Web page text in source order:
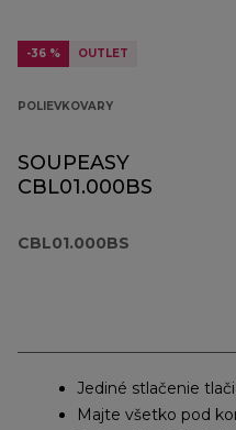
-36 % OUTLET
POLIEVKOVARY
SOUPEASY
CBL01.000BS
CBL01.000BS
Jediné stlačenie
Majte všetko pod